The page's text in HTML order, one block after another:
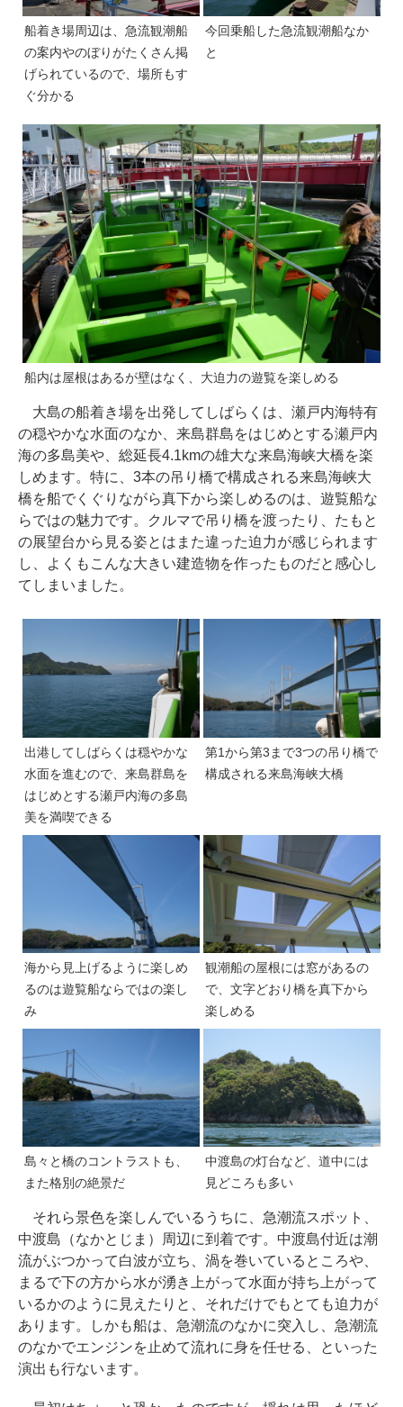
船着き場周辺は、急流観潮船
の案内やのぼりがたくさん掲
げられているので、場所もす
ぐ分かる
今回乗船した急流観潮船なか
と
船内は屋根はあるが壁はなく、大迫力の遊覧を楽しめる
大島の船着き場を出発してしばらくは、瀬戸内海特有
の穏やかな水面のなか、来島群島をはじめとする瀬戸内
海の多島美や、総延長4.1kmの雄大な来島海峡大橋を楽
しめます。特に、3本の吊り橋で構成される来島海峡大
橋を船でくぐりながら真下から楽しめるのは、遊覧船な
らではの魅力です。クルマで吊り橋を渡ったり、たもと
の展望台から見る姿とはまた違った迫力が感じられます
し、よくもこんな大きい建造物を作ったものだと感心し
てしまいました。
出港してしばらくは穏やかな
水面を進むので、来島群島を
はじめとする瀬戸内海の多島
美を満喫できる
第1から第3まで3つの吊り橋で
構成される来島海峡大橋
海から見上げるように楽しめ
るのは遊覧船ならではの楽し
み
観潮船の屋根には窓があるの
で、文字どおり橋を真下から
楽しめる
島々と橋のコントラストも、
また格別の絶景だ
中渡島の灯台など、道中には
見どころも多い
それら景色を楽しんでいるうちに、急潮流スポット、
中渡島（なかとじま）周辺に到着です。中渡島付近は潮
流がぶつかって白波が立ち、渦を巻いているところや、
まるで下の方から水が湧き上がって水面が持ち上がって
いるかのように見えたりと、それだけでもとても迫力が
あります。しかも船は、急潮流のなかに突入し、急潮流
のなかでエンジンを止めて流れに身を任せる、といった
演出も行ないます。